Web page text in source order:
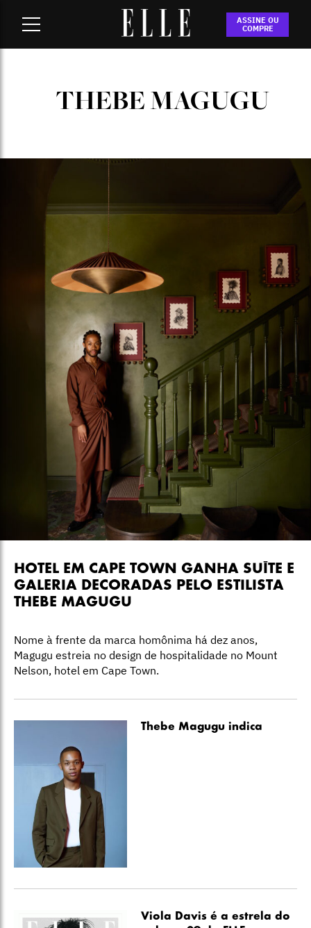
ASSINE OU
COMPRE
THEBE MAGUGU
HOTEL EM CAPE TOWN GANHA SUÍTE E
GALERIA DECORADAS PELO ESTILISTA
THEBE MAGUGU
Nome à frente da marca homônima há dez anos,
Magugu estreia no design de hospitalidade no Mount
Nelson, hotel em Cape Town.
Thebe Magugu indica
Viola Davis é a estrela do